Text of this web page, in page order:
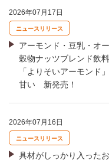
2026年07月17日
ニュースリリース
アーモンド・豆乳・オ
穀物ナッツブレンド飲料
「よりそいアーモンド
甘い 新発売！
2026年07月16日
ニュースリリース
具材がしっかり入った